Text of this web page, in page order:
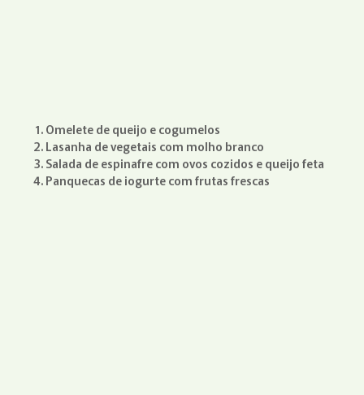
Omelete de queijo e cogumelos
Lasanha de vegetais com molho branco
Salada de espinafre com ovos cozidos e queijo feta
Panquecas de iogurte com frutas frescas